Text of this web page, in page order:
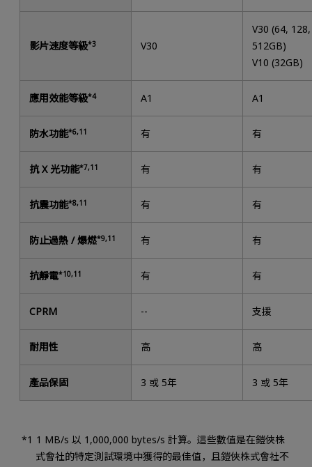
影片速度等級*3 V30
V30 (64,
512GB)
V10 (32GB)
應用效能等級*4 A1 A1
防水功能*6,11 有 有
抗 X 光功能*7,11 有 有
抗震功能*8,11 有 有
防止過熱 / 爆燃*9,11 有 有
抗靜電*10,11 有 有
CPRM -- 支援
耐用性 高 高
產品保固 3 或 5年 3 或 5年
1 MB/s 以 1,000,000 bytes/s 計算。這些數值是在鎧俠株
式會社的特定測試環境中獲得的最佳值，且鎧俠株式會社不